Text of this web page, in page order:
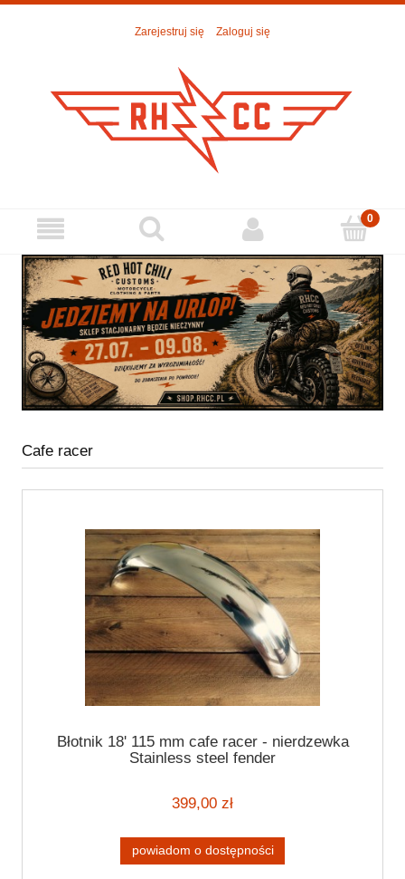
Zarejestruj się Zaloguj się
Cafe racer
Błotnik 18' 115 mm cafe racer - nierdzewka
Stainless steel fender
399,00 zł
powiadom o dostępności